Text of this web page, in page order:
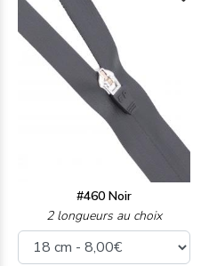
#460 Noir
2 longueurs au choix